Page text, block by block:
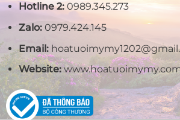
Hotline 2:0989.345.273
Zalo:0979.424.145
Email:
Website: